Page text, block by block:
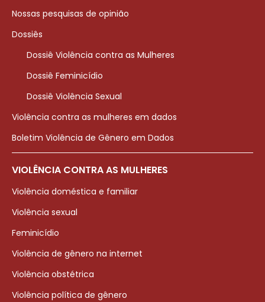
Nossas pesquisas de opinião
Dossiês
Dossiê Violência contra as Mulheres
Dossiê Feminicídio
Dossiê Violência Sexual
Violência contra as mulheres em dados
Boletim Violência de Gênero em Dados
VIOLÊNCIA CONTRA AS MULHERES
Violência doméstica e familiar
Violência sexual
Feminicídio
Violência de gênero na internet
Violência obstétrica
Violência política de gênero